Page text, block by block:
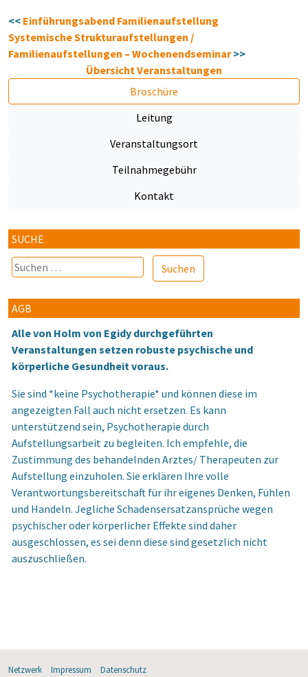
<< Einführungsabend Familienaufstellung
Systemische Strukturaufstellungen /
Familienaufstellungen – Wochenendseminar>>
Übersicht Veranstaltungen
Broschüre
Leitung
Veranstaltungsort
Teilnahmegebühr
Kontakt
SUCHE
Suchen
nach:
AGB
Alle von Holm von Egidy durchgeführten
Veranstaltungen setzen robuste psychische und
körperliche Gesundheit voraus.
Sie sind *keine Psychotherapie* und können diese im
angezeigten Fall auch nicht ersetzen. Es kann
unterstützend sein, Psychotherapie durch
Aufstellungsarbeit zu begleiten. Ich empfehle, die
Zustimmung des behandelnden Arztes/ Therapeuten zur
Aufstellung einzuholen. Sie erklären Ihre volle
Verantwortungsbereitschaft für ihr eigenes Denken, Fühlen
und Handeln. Jegliche Schadensersatzansprüche wegen
psychischer oder körperlicher Effekte sind daher
ausgeschlossen, es sei denn diese sind gesetzlich nicht
auszuschließen.
Netzwerk Impressum Datenschutz